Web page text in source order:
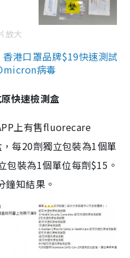
放大
港口罩品牌$19快速測試
病毒
快速檢測盒
上有售fluorecare
每20劑獨立包裝為1個單
裝為1個單位每劑$15。
鐘知結果。